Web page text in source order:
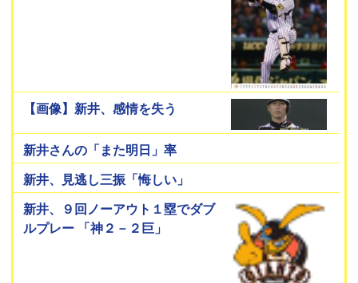
【画像】新井、感情を失う
新井さんの「また明日」率
新井、見逃し三振「悔しい」
新井、９回ノーアウト１塁でダブ
ルプレー 「神２－２巨」